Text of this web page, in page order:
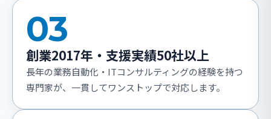
03
創業2017年・支援実績50社以上
長年の業務自動化・ITコンサルティングの経験を持つ
専門家が、一貫してワンストップで対応します。